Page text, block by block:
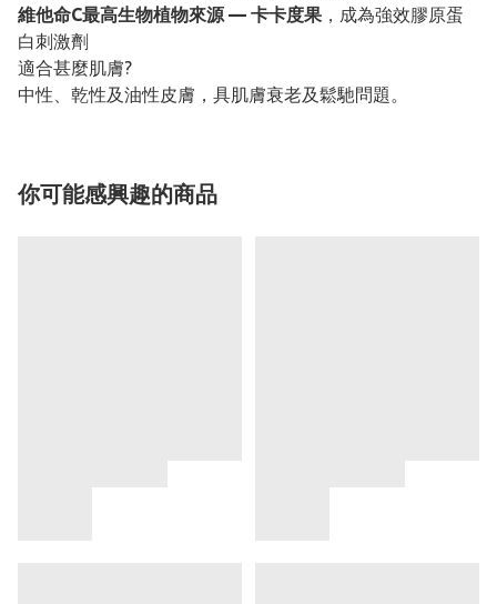
維他命C最高生物植物來源 — 卡卡度果 ，成為強效膠原蛋
白刺激劑
適合甚麼肌膚?
中性、乾性及油性皮膚，具肌膚衰老及鬆馳問題。
你可能感興趣的商品